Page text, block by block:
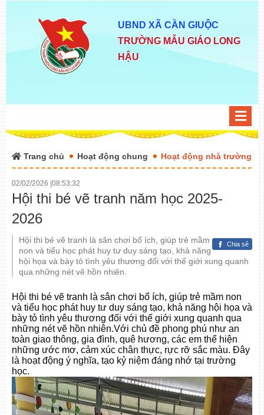
UBND XÃ CẦN GIUỘC
TRƯỜNG MẪU GIÁO LONG
HẬU
Trang chủ Hoạt động chung Hoạt động nhà trường
02/02/2026 08:53:32
Hội thi bé vẽ tranh năm học 2025-
2026
Chia sẻ
Hội thi bé vẽ tranh là sân chơi bổ ích, giúp trẻ mầm
non và tiểu học phát huy tư duy sáng tạo, khả năng
hội họa và bày tỏ tình yêu thương đối với thế giới xung quanh
qua những nét vẽ hồn nhiên.
Hội thi bé vẽ tranh là sân chơi bổ ích, giúp trẻ mầm non
và tiểu học phát huy tư duy sáng tạo, khả năng hội họa và
bày tỏ tình yêu thương đối với thế giới xung quanh qua
những nét vẽ hồn nhiên.Với chủ đề phong phú như an
toàn giao thông, gia đình, quê hương, các em thể hiện
những ước mơ, cảm xúc chân thực, rực rỡ sắc màu. Đây
là hoạt động ý nghĩa, tạo kỷ niệm đáng nhớ tại trường
học.